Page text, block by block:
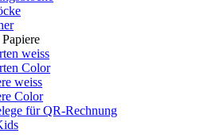
weiss
Color
weiss
Color
für QR-Rechnung